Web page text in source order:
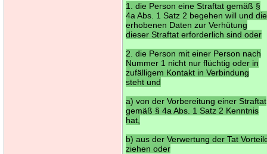
1. die Person eine Straftat gemäß §
4a Abs. 1 Satz 2 begehen will und die
erhobenen Daten zur Verhütung
dieser Straftat erforderlich sind oder
2. die Person mit einer Person nach
Nummer 1 nicht nur flüchtig oder in
zufälligem Kontakt in Verbindung
steht und
a) von der Vorbereitung einer Straftat
gemäß § 4a Abs. 1 Satz 2 Kenntnis
hat,
b) aus der Verwertung der Tat
ziehen oder